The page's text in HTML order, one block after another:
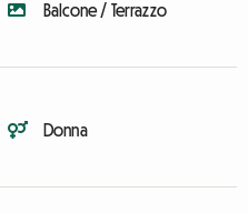
Balcone / Terrazzo
Donna